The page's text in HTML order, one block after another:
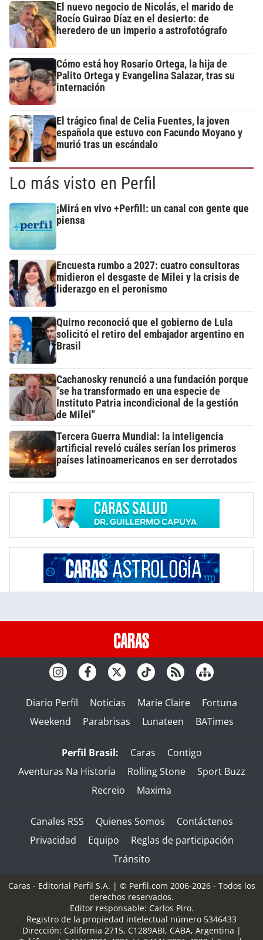
El nuevo negocio de Nicolás, el marido de
Rocío Guirao Díaz en el desierto: de
heredero de un imperio a astrofotógrafo
Cómo está hoy Rosario Ortega, la hija de
Palito Ortega y Evangelina Salazar, tras su
internación
El trágico final de Celia Fuentes, la joven
española que estuvo con Facundo Moyano y
murió tras un escándalo
Lo más visto en Perfil
¡Mirá en vivo +Perfil!: un canal con gente que
piensa
Encuesta rumbo a 2027: cuatro consultoras
midieron el desgaste de Milei y la crisis de
liderazgo en el peronismo
Quirno reconoció que el gobierno de Lula
solicitó el retiro del embajador argentino en
Brasil
Cachanosky renunció a una fundación porque
"se ha transformado en una especie de
Instituto Patria incondicional de la gestión
de Milei"
Tercera Guerra Mundial: la inteligencia
artificial reveló cuáles serían los primeros
países latinoamericanos en ser derrotados
Diario Perfil Noticias Marie Claire
Fortuna
Weekend
Parabrisas Lunateen BATimes
Perfil Brasil: Caras
Contigo
Aventuras Na Historia
Rolling Stone
Sport Buzz
Recreio
Maxima
Canales RSS Quienes Somos
Contáctenos
Privacidad
Equipo
Reglas de participación
Tránsito
Caras - Editorial Perfil S.A. | © Perfil.com 2006-2026 - Todos los
derechos reservados.
Editor responsable: Carlos Piro.
Registro de la propiedad intelectual número 5346433
Dirección: California 2715, C1289ABI, CABA, Argentina |